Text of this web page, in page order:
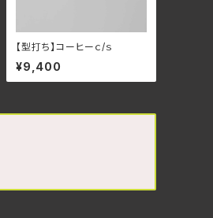
【型打ち】コーヒーｃ/ｓ
¥9,400